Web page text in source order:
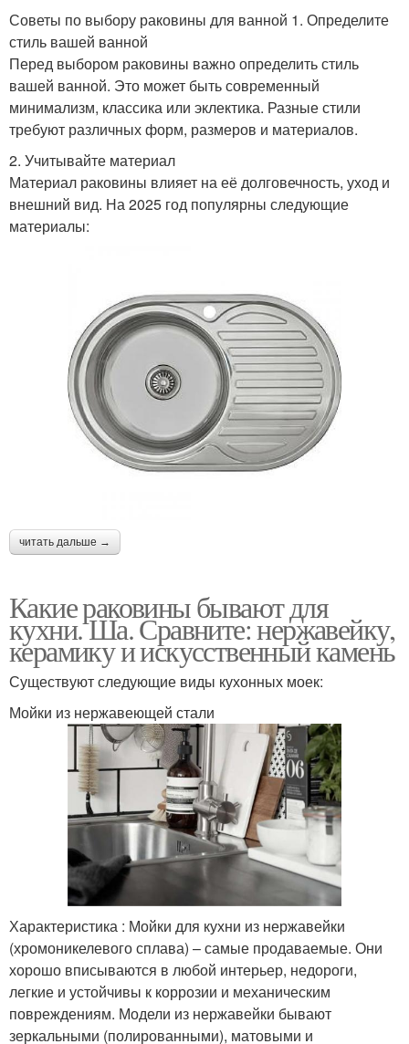
Советы по выбору раковины для ванной 1. Определите
стиль вашей ванной
Перед выбором раковины важно определить стиль
вашей ванной. Это может быть современный
минимализм, классика или эклектика. Разные стили
требуют различных форм, размеров и материалов.
2. Учитывайте материал
Материал раковины влияет на её долговечность, уход и
внешний вид. На 2025 год популярны следующие
материалы:
читать дальше →
Какие раковины бывают для
кухни. Ша. Сравните: нержавейку,
керамику и искусственный камень
Существуют следующие виды кухонных моек:
Мойки из нержавеющей стали
Характеристика : Мойки для кухни из нержавейки
(хромоникелевого сплава) – самые продаваемые. Они
хорошо вписываются в любой интерьер, недороги,
легкие и устойчивы к коррозии и механическим
повреждениям. Модели из нержавейки бывают
зеркальными (полированными), матовыми и